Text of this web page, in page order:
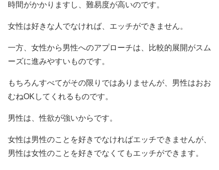
時間がかかりますし、難易度が高いのです。
女性は好きな人でなければ、エッチができません。
一方、女性から男性へのアプローチは、比較的展開がスム
ーズに進みやすいものです。
もちろんすべてがその限りではありませんが、男性はおお
むねOKしてくれるものです。
男性は、性欲が強いからです。
女性は男性のことを好きでなければエッチできませんが、
男性は女性のことを好きでなくてもエッチができます。